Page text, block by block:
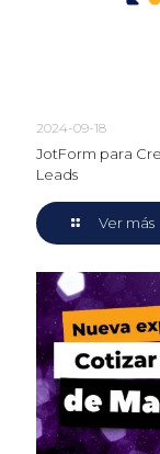
2024-09-18
JotForm para
Leads
Ver más